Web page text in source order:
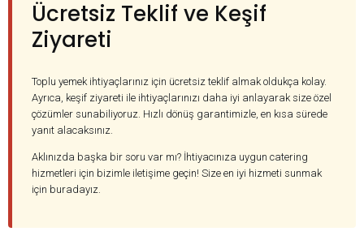
Ücretsiz Teklif ve Keşif
Ziyareti
Toplu yemek ihtiyaçlarınız için ücretsiz teklif almak oldukça kolay.
Ayrıca, keşif ziyareti ile ihtiyaçlarınızı daha iyi anlayarak size özel
çözümler sunabiliyoruz. Hızlı dönüş garantimizle, en kısa sürede
yanıt alacaksınız.
Aklınızda başka bir soru var mı? İhtiyacınıza uygun catering
hizmetleri için bizimle iletişime geçin! Size en iyi hizmeti sunmak
için buradayız.